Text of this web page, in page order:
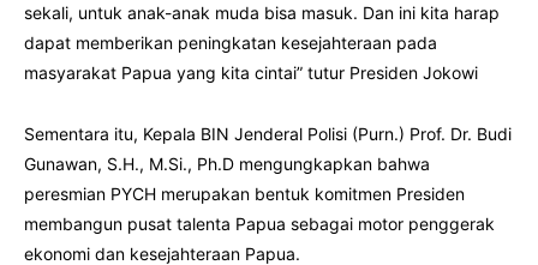
sekali, untuk anak-anak muda bisa masuk. Dan ini kita harap
dapat memberikan peningkatan kesejahteraan pada
masyarakat Papua yang kita cintai” tutur Presiden Jokowi
Sementara itu, Kepala BIN Jenderal Polisi (Purn.) Prof. Dr. Budi
Gunawan, S.H., M.Si., Ph.D mengungkapkan bahwa
peresmian PYCH merupakan bentuk komitmen Presiden
membangun pusat talenta Papua sebagai motor penggerak
ekonomi dan kesejahteraan Papua.